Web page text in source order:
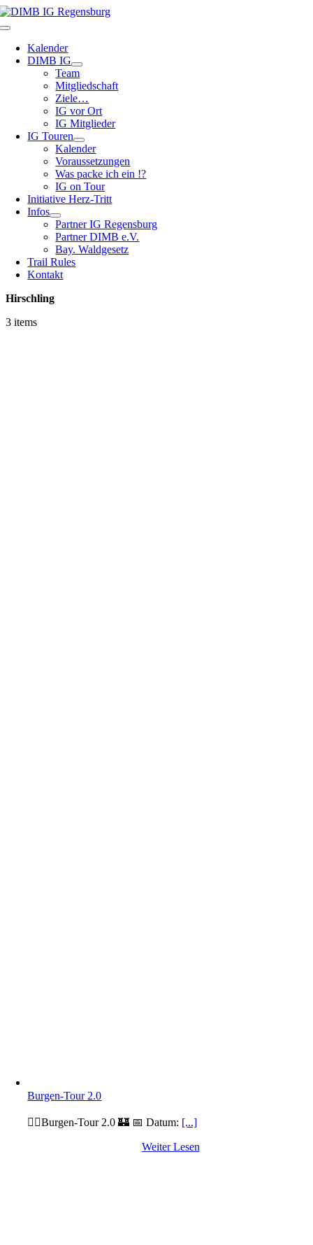
Zum
Inhalt
Toggle
NavigationKalender
DIMB IG
Team
Mitgliedschaft
Ziele…
IG vor Ort
IG Mitglieder
IG Touren
Kalender
Voraussetzungen
Was packe ich ein !?
IG on Tour
Initiative Herz-Tritt
Infos
Partner IG Regensburg
Partner DIMB e.V.
Bay. Waldgesetz
Trail Rules
Kontakt
Hirschling
3 items
Burgen-Tour 2.0
🚴‍♂️Burgen-Tour 2.0 🏰 📅 Datum: [...]
Weiter Lesen